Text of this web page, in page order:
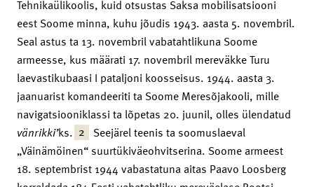
Tehnikaülikoolis, kuid otsustas Saksa mobilisatsiooni
eest Soome minna, kuhu jõudis 1943. aasta 5. novembril.
Seal astus ta 13. novembril vabatahtlikuna Soome
armeesse, kus määrati 17. novembril mereväkke Turu
laevastikubaasi I pataljoni koosseisus. 1944. aasta 3.
jaanuarist komandeeriti ta Soome Meresõjakooli, mille
navigatsiooniklassi ta lõpetas 20. juunil, olles ülendatud
vänrikki’ks. 2 Seejärel teenis ta soomuslaeval
„Väinämöinen“ suurtükiväeohvitserina. Soome armeest
18. septembrist 1944 vabastatuna aitas Paavo Loosberg